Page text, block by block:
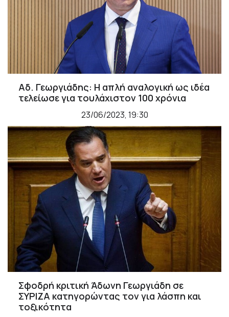
Αδ. Γεωργιάδης: Η απλή αναλογική ως ιδέα
τελείωσε για τουλάχιστον 100 χρόνια
23/06/2023, 19:30
Σφοδρή κριτική Άδωνη Γεωργιάδη σε
ΣΥΡΙΖΑ κατηγορώντας τον για λάσπη και
τοξικότητα